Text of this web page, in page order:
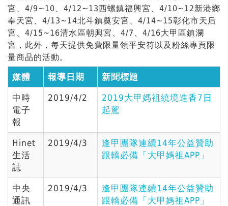
宮、4/9~10、4/12~13西螺鎮福興宮、4/10~12新港鄉
奉天宮、4/13~14北斗鎮奠安宮、4/14~15彰化市天后
宮、4/15~16清水區朝興宮、4/7、4/16大甲區鎮瀾
宮，此外，每天提供免費限量領平安符以及粉絲專頁限
量商品的活動。
媒體 報導日期 新聞標題
中時
電子
報
2019/4/2
2019大甲媽祖繞境進香7日
起駕
Hinet
生活
誌
2019/4/3
逢甲團隊連續14年公益贊助
跟轎必備「大甲媽祖APP」
中央
通訊
2019/4/3
逢甲團隊連續14年公益贊助
跟轎必備「大甲媽祖APP」